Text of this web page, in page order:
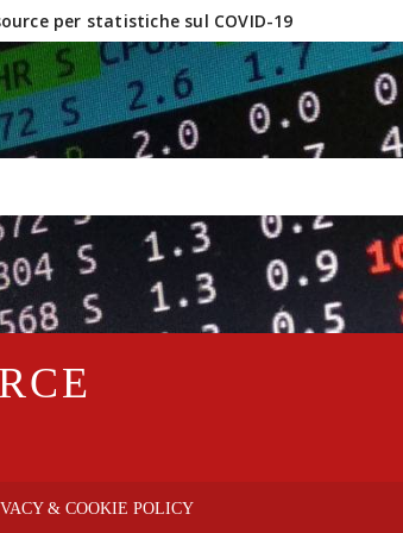
per statistiche sul COVID-19
e software OpenSource?
& COOKIE POLICY